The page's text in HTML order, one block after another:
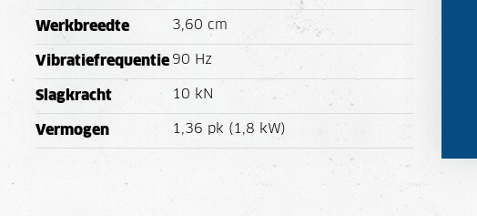
Werkbreedte 3,60 cm
Vibratiefrequentie 90 Hz
Slagkracht 10 kN
Vermogen 1,36 pk (1,8 kW)